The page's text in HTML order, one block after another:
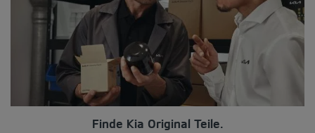
Finde Kia Original Teile.